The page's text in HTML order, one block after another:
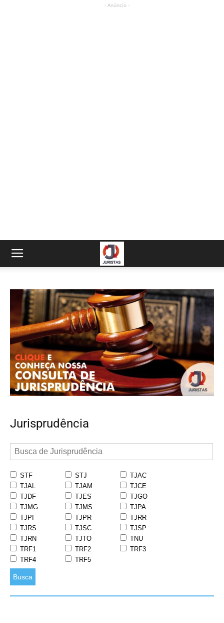
- Anúncio -
Jurisprudência
STF STJ
TJAC
TJAL
TJAM
TJCE
TJDF
TJES
TJGO
TJMG
TJMS
TJPA
TJPI
TJPR
TJRR
TJRS
TJSC
TJSP
TJRN
TJTO
TNU
TRF1
TRF2
TRF3
TRF4
TRF5
Busca